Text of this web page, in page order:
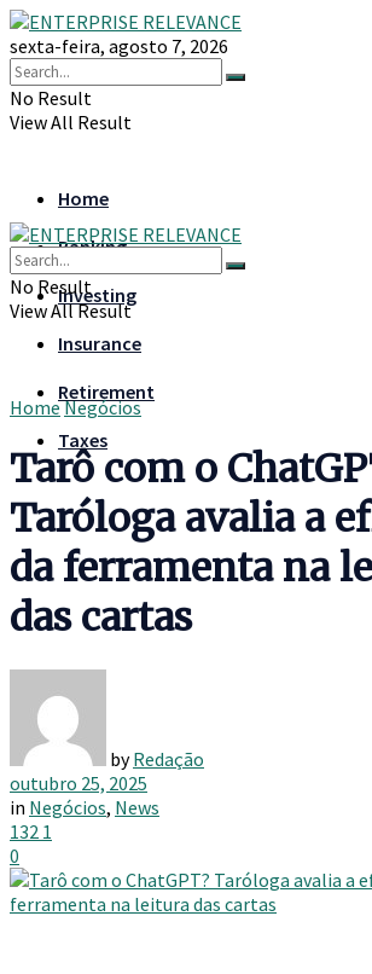
sexta-feira, agosto 7, 2026
No Result
View All Result
Home
Banking
Investing
Insurance
Retirement
Taxes
No Result
View All Result
HomeNegócios
Tarô com o
Taróloga avalia a
da ferramenta na
das cartas
by Redação
outubro 25, 2025
in Negócios, News
132 1
0